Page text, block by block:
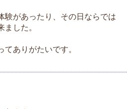
験があったり、その日ならでは
した。
ありがたいです。